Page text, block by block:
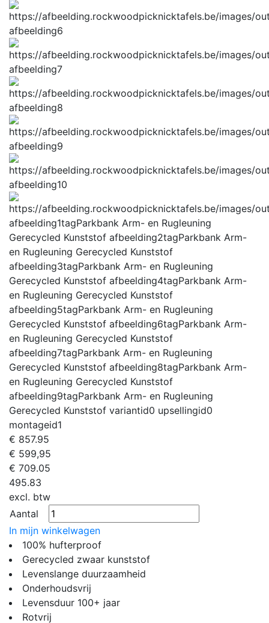
afbeelding6
afbeelding7
afbeelding8
afbeelding9
afbeelding10
afbeelding1tagParkbank Arm- en Rugleuning
Gerecycled Kunststof afbeelding2tagParkbank Arm-
en Rugleuning Gerecycled Kunststof
afbeelding3tagParkbank Arm- en Rugleuning
Gerecycled Kunststof afbeelding4tagParkbank Arm-
en Rugleuning Gerecycled Kunststof
afbeelding5tagParkbank Arm- en Rugleuning
Gerecycled Kunststof afbeelding6tagParkbank Arm-
en Rugleuning Gerecycled Kunststof
afbeelding7tagParkbank Arm- en Rugleuning
Gerecycled Kunststof afbeelding8tagParkbank Arm-
en Rugleuning Gerecycled Kunststof
afbeelding9tagParkbank Arm- en Rugleuning
Gerecycled Kunststof variantid0 upsellingid0
montageid1
€ 857.95
€ 599,95
€ 709.05
495.83
excl. btw
Aantal
In mijn winkelwagen
100% hufterproof
Gerecycled zwaar kunststof
Levenslange duurzaamheid
Onderhoudsvrij
Levensduur 100+ jaar
Rotvrij